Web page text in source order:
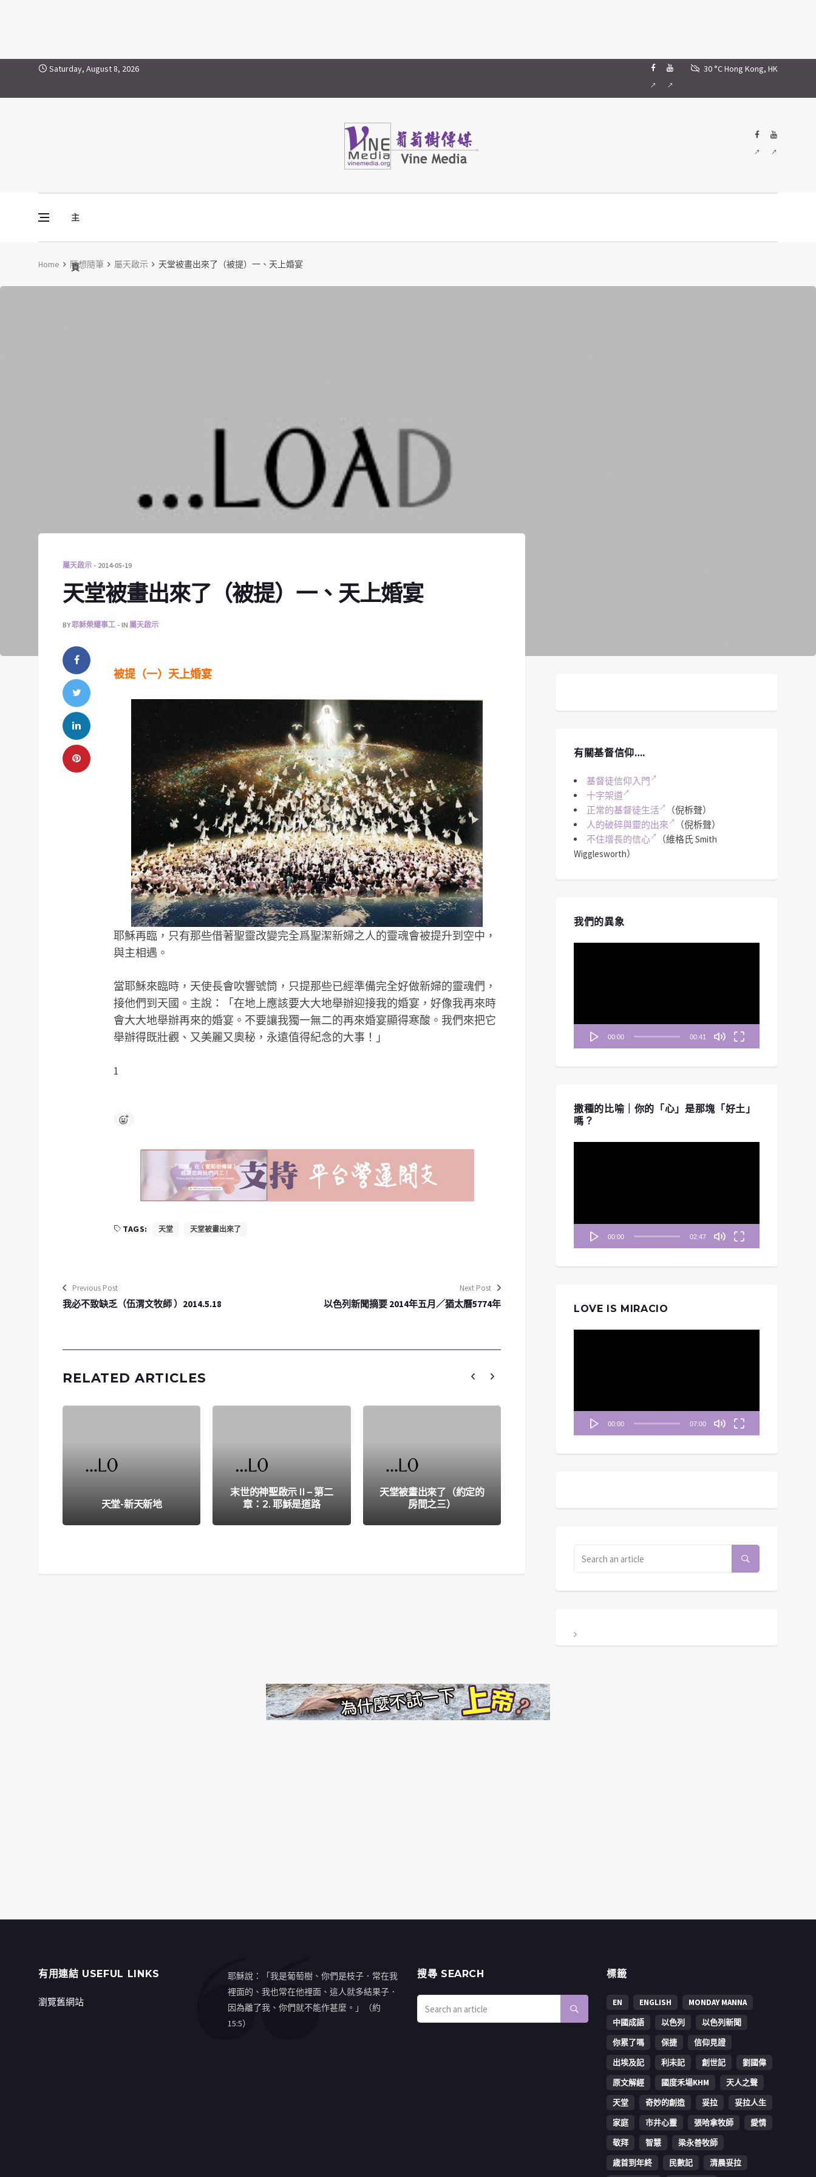
Skip to contentSaturday, August 8, 2026 30 °CHong Kong, HK
主
頁
Vine Media
葡萄樹傳媒
Home 隨想隨筆 屬天啟示 天堂被畫出來了（被提）一、天上婚宴
屬天啟示 2014-05-19
天堂被畫出來了（被提）一、天上婚宴
BY耶穌榮耀事工 IN 屬天啟示
被提（一）天上婚宴
耶穌再臨，只有那些借著聖靈改變完全爲聖潔新婦之人的靈魂會被提升到空中，
與主相遇。
當耶穌來臨時，天使長會吹響號筒，只提那些已經準備完全好做新婦的靈魂們，
接他們到天國。主說：「在地上應該要大大地舉辦迎接我的婚宴，好像我再來時
會大大地舉辦再來的婚宴。不要讓我獨一無二的再來婚宴顯得寒酸。我們來把它
舉辦得既壯觀、又美麗又奧秘，永遠值得紀念的大事！」
1
TAGS: 天堂 天堂被畫出來了
Previous Post
我必不致缺乏（伍渭文牧師 ）2014.5.18
Next Post
以色列新聞摘要 2014年五月／猶太曆5774年
RELATED ARTICLES
天堂-新天新地
末世的神聖啟示 II – 第二
章：2. 耶穌是道路
天堂被畫出來了（約定的
房間之三）
有關基督信仰….
基督徒信仰入門
十字架道
正常的基督徒生活
（倪柝聲）
人的破碎與靈的出來
（倪柝聲）
不住增長的信心
（維格氏 Smith
Wigglesworth）
我們的異象
00:00 00:41
撒種的比喻｜你的「心」是那塊「好土」
嗎？
00:00 02:47
LOVE IS MIRACIO
00:00 07:00
有用連結 USEFUL LINKS
瀏覽舊網站
耶穌說：「我是葡萄樹、你們是枝子．常在我
裡面的、我也常在他裡面、這人就多結果子．
因為離了我、你們就不能作甚麼。」（約
15:5）
搜㝷 SEARCH 標籤
EN ENGLISH
MONDAY MANNA
中國成語
以色列
以色列新聞
你累了嗎
保捷
信仰見證
出埃及記
利未記 創世記
劉國偉
原文解經
國度禾場KHM
天人之聲
天堂
奇妙的創造 妥拉
妥拉人生
家庭
市井心靈 張哈拿牧師
愛情
敬拜
智慧
梁永善牧師
歳首到年終
民數記 清晨妥拉